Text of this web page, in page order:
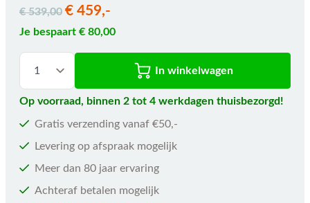
€ 539,00 € 459,-
Je bespaart € 80,00
In winkelwagen
Op voorraad, binnen 2 tot 4 werkdagen thuisbezorgd!
Gratis verzending vanaf €50,-
Levering op afspraak mogelijk
Meer dan 80 jaar ervaring
Achteraf betalen mogelijk